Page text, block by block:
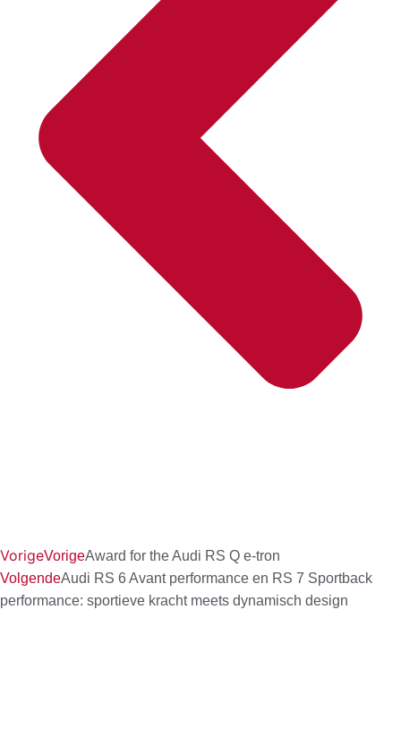
VorigeVorigeAward for the Audi RS Q e-tron
VolgendeAudi RS 6 Avant performance en RS 7 Sportback
performance: sportieve kracht meets dynamisch design